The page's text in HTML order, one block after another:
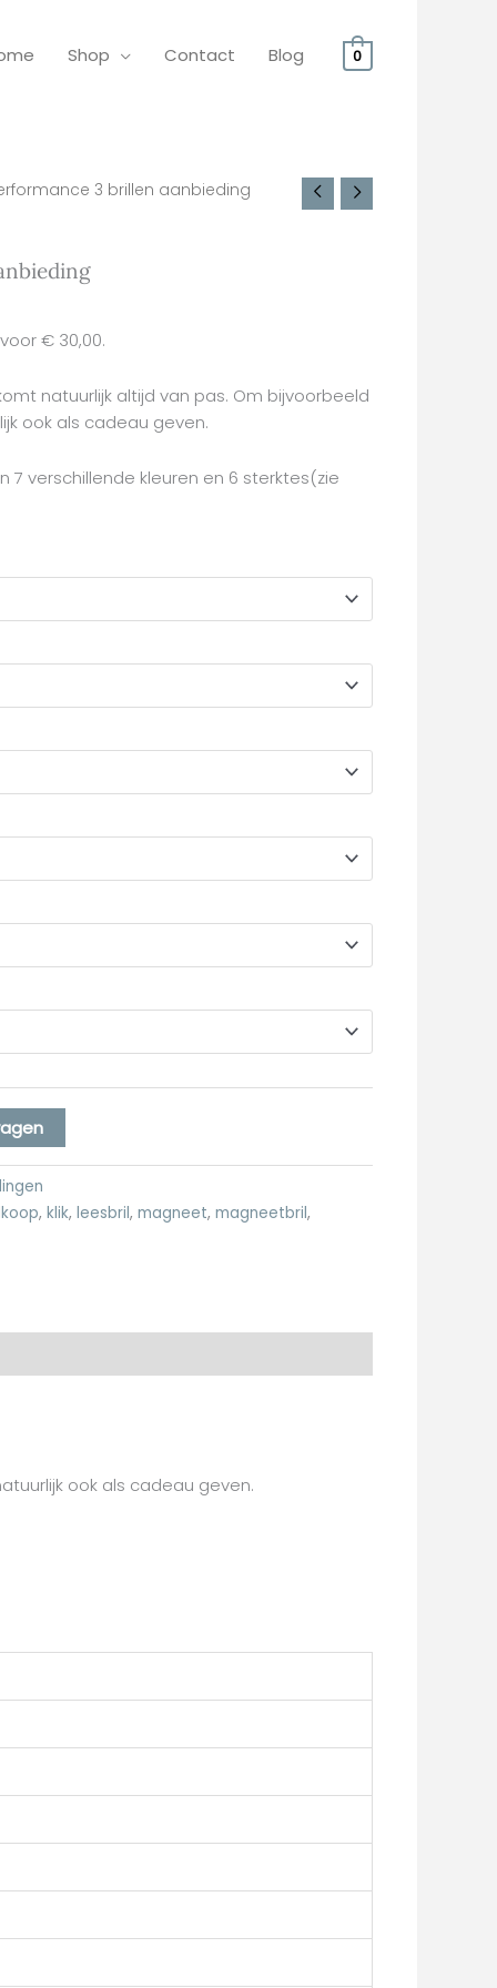
Shop Contact Blog 0
3 brillen aanbieding
€ 30,00.
natuurlijk altijd van pas. Om bijvoorbeeld
ook als cadeau geven.
7 verschillende kleuren en 6 sterktes(zie
, klik, leesbril, magneet, magneetbril,
ook als cadeau geven.